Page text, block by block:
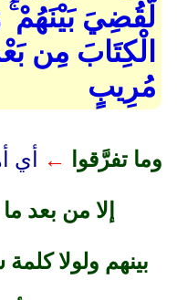
لَّقُضِيَ بَيْنَهُمْ
الْكِتَابَ مِن
مُرِيبٍ
وما تفرَّقوا ←
أي
إلا من بعد
بينهم ولولا